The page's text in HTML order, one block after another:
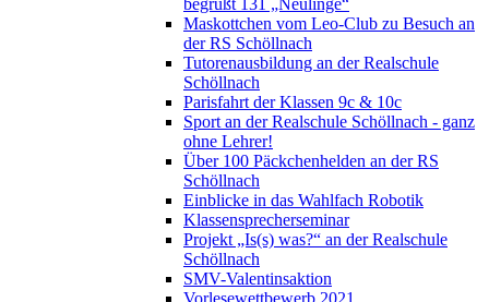
begrüßt 131 „Neulinge“
Maskottchen vom Leo-Club zu Besuch an
der RS Schöllnach
Tutorenausbildung an der Realschule
Schöllnach
Parisfahrt der Klassen 9c & 10c
Sport an der Realschule Schöllnach - ganz
ohne Lehrer!
Über 100 Päckchenhelden an der RS
Schöllnach
Einblicke in das Wahlfach Robotik
Klassensprecherseminar
Projekt „Is(s) was?“ an der Realschule
Schöllnach
SMV-Valentinsaktion
Vorlesewettbewerb 2021